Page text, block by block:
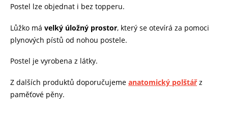
Postel lze objednat i bez topperu.
Lůžko má velký úložný prostor, který se otevírá za pomoci
plynových pístů od nohou postele.
Postel je vyrobena z látky.
Z dalších produktů doporučujeme anatomický polštářz
paměťové pěny.